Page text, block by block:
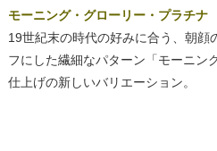
ナ
モーニング・グローリー・プラチナ
19世紀末の時代の好みに合う、朝顔
フにした繊細なパターン「モーニン
仕上げの新しいバリエーション。